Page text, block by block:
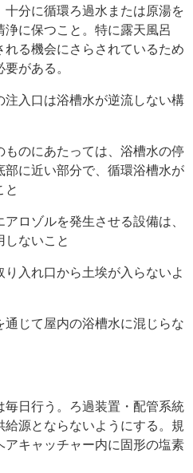
分に循環ろ過水または原湯を
に保つこと。特に露天風呂
る機会にさらされているため
がある。
注入口は浴槽水が逆流しない構
ものにあたっては、浴槽水の停
に近い部分で、循環浴槽水が
と
ロゾルを発生させる設備は、
ないこと
り入れ口から土埃が入らないよ
通じて屋内の浴槽水に混じらな
日行う。ろ過装置・配管系統
源とならないようにする。規
キャッチャー内に固形の塩素